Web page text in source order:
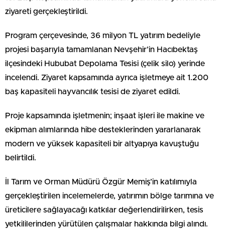
ziyareti gerçekleştirildi.
Program çerçevesinde, 36 milyon TL yatırım bedeliyle
projesi başarıyla tamamlanan Nevşehir’in Hacıbektaş
ilçesindeki Hububat Depolama Tesisi (çelik silo) yerinde
incelendi. Ziyaret kapsamında ayrıca işletmeye ait 1.200
baş kapasiteli hayvancılık tesisi de ziyaret edildi.
Proje kapsamında işletmenin; inşaat işleri ile makine ve
ekipman alımlarında hibe desteklerinden yararlanarak
modern ve yüksek kapasiteli bir altyapıya kavuştuğu
belirtildi.
İl Tarım ve Orman Müdürü Özgür Memiş’in katılımıyla
gerçekleştirilen incelemelerde, yatırımın bölge tarımına ve
üreticilere sağlayacağı katkılar değerlendirilirken, tesis
yetkililerinden yürütülen çalışmalar hakkında bilgi alındı.